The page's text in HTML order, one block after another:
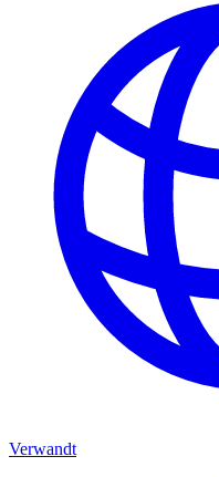
Verwandt